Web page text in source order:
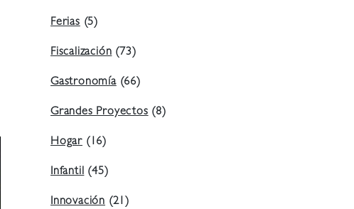
Ferias(5)
Fiscalización(73)
Gastronomía(66)
Grandes Proyectos(8)
Hogar (16)
Infantil(45)
Innovación (21)